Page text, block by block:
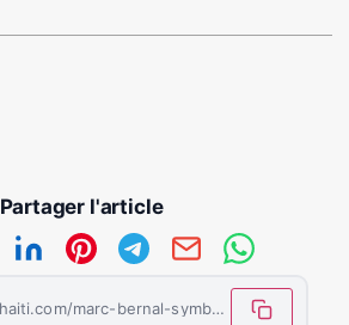
Partager l'article
https://letemoinhaiti.com/marc-bernal-symbole-de-resilience-marque-son-premier-but-avec-barcelone-apres-une-grave-blessure/